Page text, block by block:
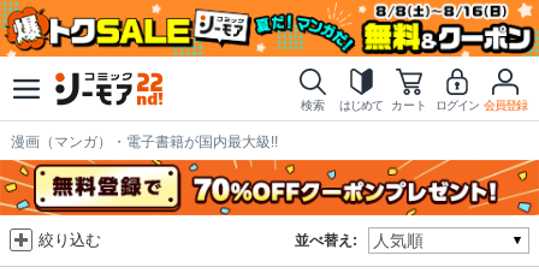
検索 はじめて カート ログイン 会員登録
漫画（マンガ）・電子書籍が国内最大級!!
並べ替え:
絞り込む